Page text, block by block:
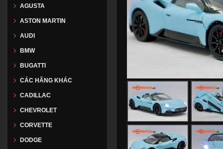
AGUSTA
ASTON MARTIN
AUDI
BMW
BUGATTI
CÁC HÃNG KHÁC
CADILLAC
CHEVROLET
CORVETTE
DODGE